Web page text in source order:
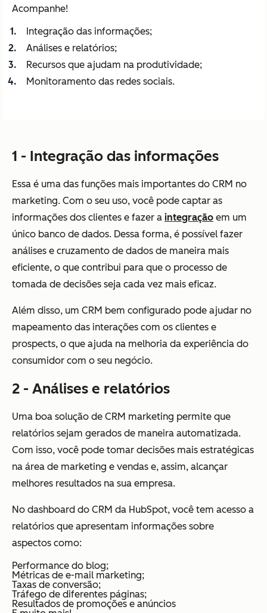
Acompanhe!
Integração das informações;
Análises e relatórios;
Recursos que ajudam na produtividade;
Monitoramento das redes sociais.
1 - Integração das informações
Essa é uma das funções mais importantes do CRM no
marketing. Com o seu uso, você pode captar as
informações dos clientes e fazer a integração em um
único banco de dados. Dessa forma, é possível fazer
análises e cruzamento de dados de maneira mais
eficiente, o que contribui para que o processo de
tomada de decisões seja cada vez mais eficaz.
Além disso, um CRM bem configurado pode ajudar no
mapeamento das interações com os clientes e
prospects, o que ajuda na melhoria da experiência do
consumidor com o seu negócio.
2 - Análises e relatórios
Uma boa solução de CRM marketing permite que
relatórios sejam gerados de maneira automatizada.
Com isso, você pode tomar decisões mais estratégicas
na área de marketing e vendas e, assim, alcançar
melhores resultados na sua empresa.
No dashboard do CRM da HubSpot, você tem acesso a
relatórios que apresentam informações sobre
aspectos como:
Performance do blog;
Métricas de e-mail marketing;
Taxas de conversão;
Tráfego de diferentes páginas;
Resultados de promoções e anúncios